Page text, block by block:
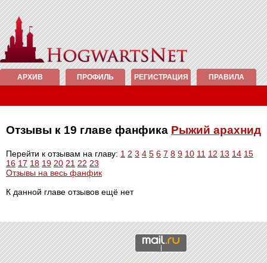
АРХИВ ПРОФИЛЬ РЕГИСТРАЦИЯ ПРАВИЛА
Отзывы к 19 главе фанфика Рыжий арахнид
Перейти к отзывам на главу: 1 2 3 4 5 6 7 8 9 10 11 12 13 14 15
16 17 18 19 20 21 22 23
Отзывы на весь фанфик
К данной главе отзывов ещё нет